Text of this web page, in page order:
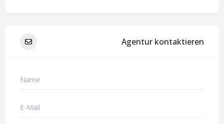
Agentur kontaktieren